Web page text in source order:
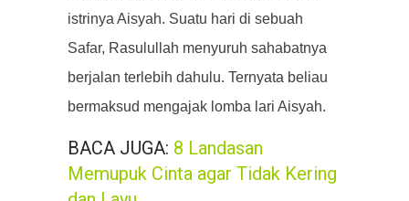
istrinya Aisyah. Suatu hari di sebuah
Safar, Rasulullah menyuruh sahabatnya
berjalan terlebih dahulu. Ternyata beliau
bermaksud mengajak lomba lari Aisyah.
BACA JUGA: 8 Landasan
Memupuk Cinta agar Tidak Kering